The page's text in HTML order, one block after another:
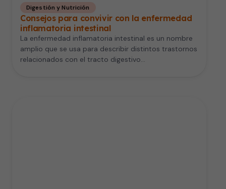
Digestión y Nutrición
Consejos para convivir con la enfermedad
inflamatoria intestinal
La enfermedad inflamatoria intestinal es un nombre
amplio que se usa para describir distintos trastornos
relacionados con el tracto digestivo…